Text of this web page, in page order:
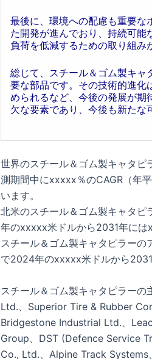
最後に、環境への配慮も重要な
た開発が進んでおり、持続可能
負荷を低減するための取り組み
総じて、スチール＆ゴム製キャ
要な部品です。その技術的進化
められるなど、今後の発展が期
欠な要素であり、今後も新たな
世界のスチール＆ゴム製キャタ
測期間中にxxxxx％のCAGR（年
います。
北米のスチール＆ゴム製キャタ
年のxxxxx米ドルから2031年には
スチール＆ゴム製キャタピラー
で2024年のxxxxx米ドルから
スチール＆ゴム製キャタピラー
Ltd.、Superior Tire & Rubber
Bridgestone Industrial Ltd.、
Group、DST (Defence Service
Co., Ltd.、Alpine Track